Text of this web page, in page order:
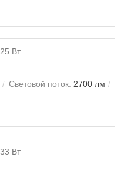
Световой поток: 2700 лм